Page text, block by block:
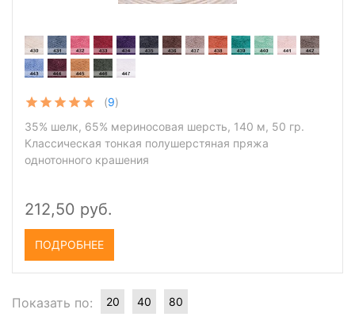
(9)
35% шелк, 65% мериносовая шерсть, 140 м, 50 гр.
Классическая тонкая полушерстяная пряжа
однотонного крашения
212,50 руб.
ПОДРОБНЕЕ
Показать по: 20 40 80